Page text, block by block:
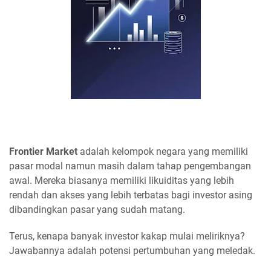
Frontier Market adalah kelompok negara yang memiliki
pasar modal namun masih dalam tahap pengembangan
awal. Mereka biasanya memiliki likuiditas yang lebih
rendah dan akses yang lebih terbatas bagi investor asing
dibandingkan pasar yang sudah matang.
Terus, kenapa banyak investor kakap mulai meliriknya?
Jawabannya adalah potensi pertumbuhan yang meledak.